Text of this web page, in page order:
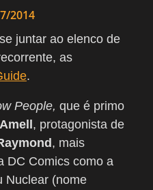
2014
juntar ao elenco de
as
.
People, que é primo
, protagonista de
, mais
DC Comics como a
Nuclear (nome